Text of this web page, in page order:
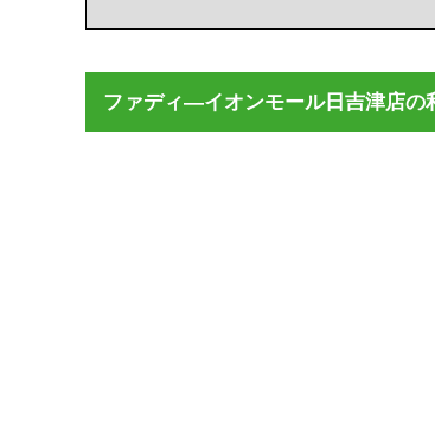
ファディ―イオンモール日吉津店の